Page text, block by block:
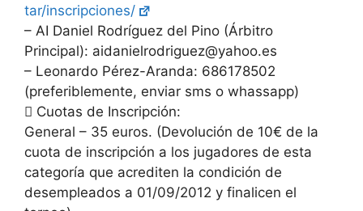
tar/inscripciones/
– AI Daniel Rodríguez del Pino (Árbitro
Principal): aidanielrodriguez@yahoo.es
– Leonardo Pérez-Aranda: 686178502
(preferiblemente, enviar sms o whassapp)
 Cuotas de Inscripción:
General – 35 euros. (Devolución de 10€ de la
cuota de inscripción a los jugadores de esta
categoría que acrediten la condición de
desempleados a 01/09/2012 y finalicen el